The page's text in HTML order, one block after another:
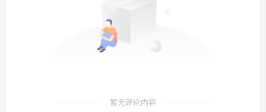
暂无评论内容